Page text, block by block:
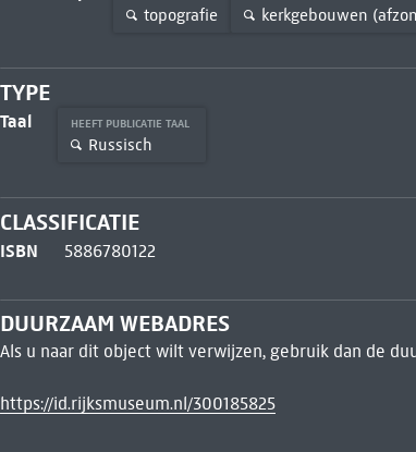
topografie kerkgebouwen
TYPE
Taal HEEFT PUBLICATIE TAAL
Russisch
CLASSIFICATIE
ISBN 5886780122
DUURZAAM WEBADRES
Als u naar dit object wilt verwijzen, gebruik dan de
https://id.rijksmuseum.nl/300185825